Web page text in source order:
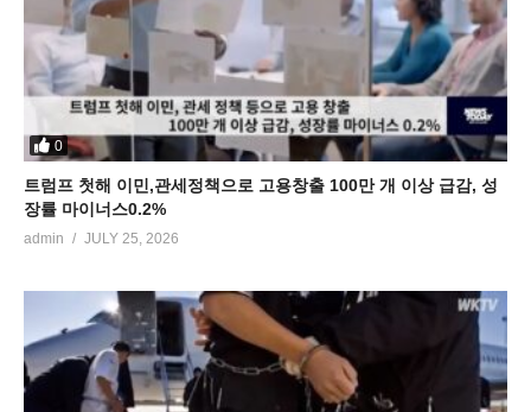
0
트럼프 첫해 이민,관세정책으로 고용창출 100만 개 이상 급감, 성
장률 마이너스0.2%
admin JULY 25, 2026